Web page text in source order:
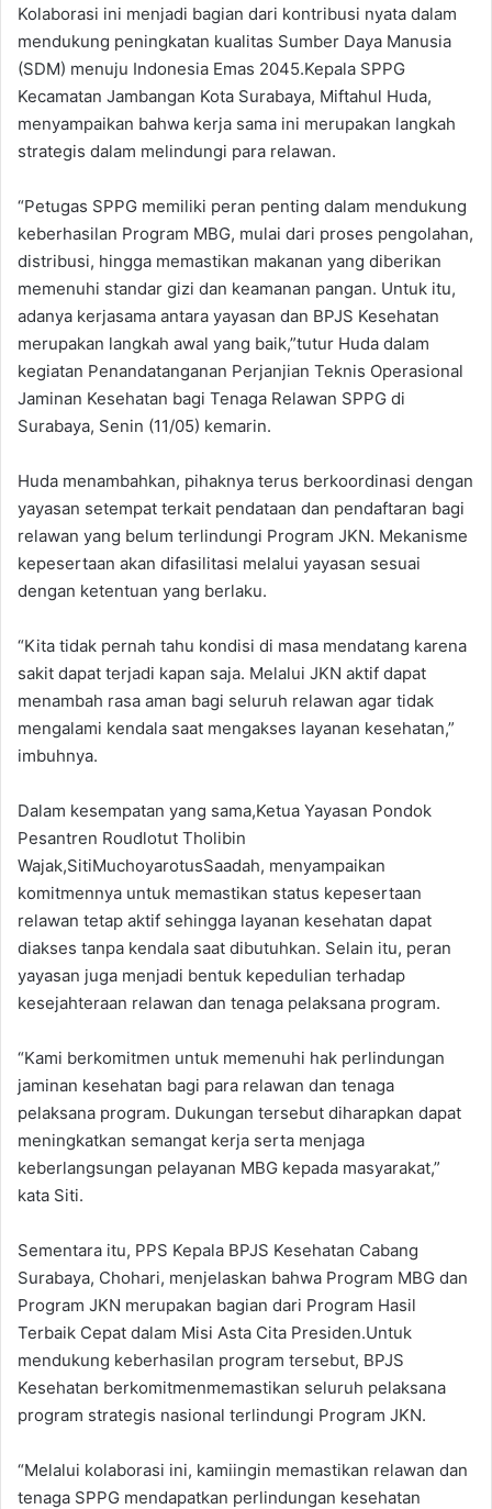
Kolaborasi ini menjadi bagian dari kontribusi nyata dalam
mendukung peningkatan kualitas Sumber Daya Manusia
(SDM) menuju Indonesia Emas 2045.Kepala SPPG
Kecamatan Jambangan Kota Surabaya, Miftahul Huda,
menyampaikan bahwa kerja sama ini merupakan langkah
strategis dalam melindungi para relawan.
“Petugas SPPG memiliki peran penting dalam mendukung
keberhasilan Program MBG, mulai dari proses pengolahan,
distribusi, hingga memastikan makanan yang diberikan
memenuhi standar gizi dan keamanan pangan. Untuk itu,
adanya kerjasama antara yayasan dan BPJS Kesehatan
merupakan langkah awal yang baik,”tutur Huda dalam
kegiatan Penandatanganan Perjanjian Teknis Operasional
Jaminan Kesehatan bagi Tenaga Relawan SPPG di
Surabaya, Senin (11/05) kemarin.
Huda menambahkan, pihaknya terus berkoordinasi dengan
yayasan setempat terkait pendataan dan pendaftaran bagi
relawan yang belum terlindungi Program JKN. Mekanisme
kepesertaan akan difasilitasi melalui yayasan sesuai
dengan ketentuan yang berlaku.
“Kita tidak pernah tahu kondisi di masa mendatang karena
sakit dapat terjadi kapan saja. Melalui JKN aktif dapat
menambah rasa aman bagi seluruh relawan agar tidak
mengalami kendala saat mengakses layanan kesehatan,”
imbuhnya.
Dalam kesempatan yang sama,Ketua Yayasan Pondok
Pesantren Roudlotut Tholibin
Wajak,SitiMuchoyarotusSaadah, menyampaikan
komitmennya untuk memastikan status kepesertaan
relawan tetap aktif sehingga layanan kesehatan dapat
diakses tanpa kendala saat dibutuhkan. Selain itu, peran
yayasan juga menjadi bentuk kepedulian terhadap
kesejahteraan relawan dan tenaga pelaksana program.
“Kami berkomitmen untuk memenuhi hak perlindungan
jaminan kesehatan bagi para relawan dan tenaga
pelaksana program. Dukungan tersebut diharapkan dapat
meningkatkan semangat kerja serta menjaga
keberlangsungan pelayanan MBG kepada masyarakat,”
kata Siti.
Sementara itu, PPS Kepala BPJS Kesehatan Cabang
Surabaya, Chohari, menjelaskan bahwa Program MBG dan
Program JKN merupakan bagian dari Program Hasil
Terbaik Cepat dalam Misi Asta Cita Presiden.Untuk
mendukung keberhasilan program tersebut, BPJS
Kesehatan berkomitmenmemastikan seluruh pelaksana
program strategis nasional terlindungi Program JKN.
“Melalui kolaborasi ini, kamiingin memastikan relawan dan
tenaga SPPG mendapatkan perlindungan kesehatan